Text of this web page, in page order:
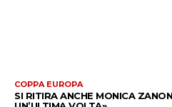
COPPA EUROPA
SI RITIRA ANCHE MONICA